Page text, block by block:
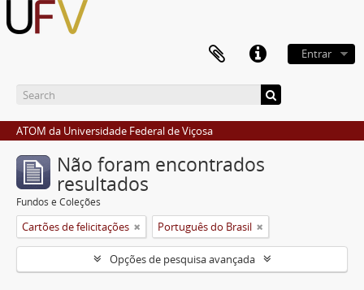
Entrar
ATOM da Universidade Federal de Viçosa
Não foram encontrados
resultados
Fundos e Coleções
Cartões de felicitações Português do Brasil
Opções de pesquisa avançada